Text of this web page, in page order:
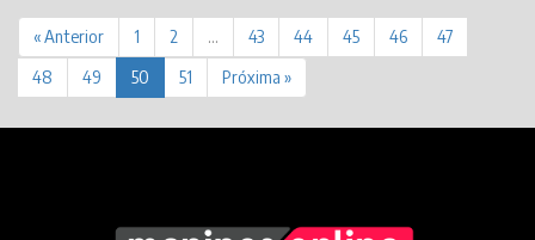
« Anterior 1 2 … 43 44 45 46
47
48
49 50 51 Próxima »